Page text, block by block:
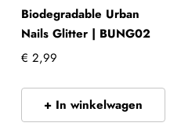
Biodegradable Urban
Nails Glitter | BUNG02
€ 2,99
+ In winkelwagen